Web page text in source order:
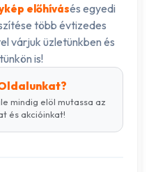
előhívásés egyedi
több évtizedes
várjuk üzletünkben és
is!
mindig elöl mutassa az
és akcióinkat!